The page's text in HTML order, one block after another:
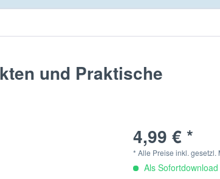
und Praktische
4,99 € *
* Alle Preise inkl.
Als